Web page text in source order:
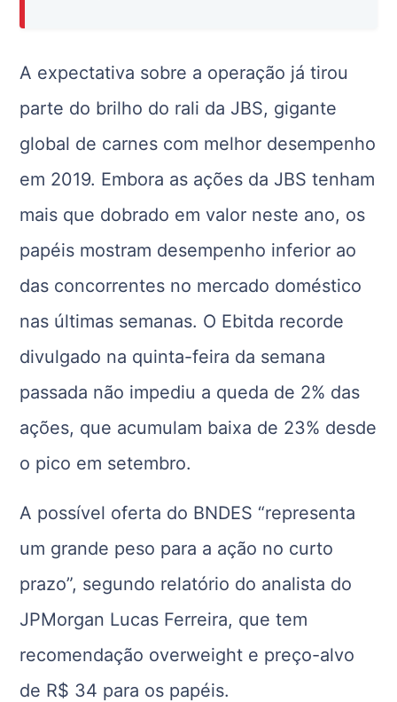
A expectativa sobre a operação já tirou
parte do brilho do rali da JBS, gigante
global de carnes com melhor desempenho
em 2019. Embora as ações da JBS tenham
mais que dobrado em valor neste ano, os
papéis mostram desempenho inferior ao
das concorrentes no mercado doméstico
nas últimas semanas. O Ebitda recorde
divulgado na quinta-feira da semana
passada não impediu a queda de 2% das
ações, que acumulam baixa de 23% desde
o pico em setembro.
A possível oferta do BNDES “representa
um grande peso para a ação no curto
prazo”, segundo relatório do analista do
JPMorgan Lucas Ferreira, que tem
recomendação overweight e preço-alvo
de R$ 34 para os papéis.